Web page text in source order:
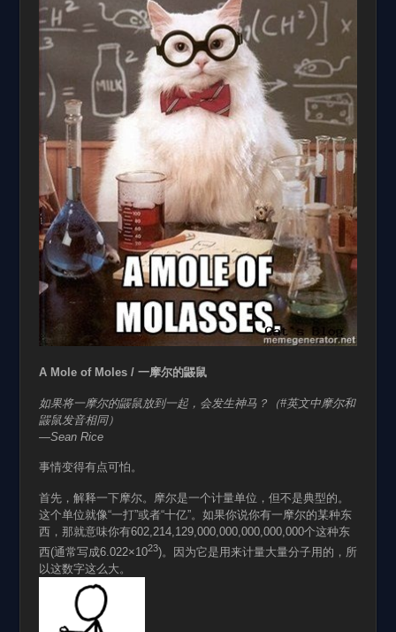
A Mole of Moles / 一摩尔的鼹鼠
如果将一摩尔的鼹鼠放到一起，会发生神马？（#英文中摩尔和
鼹鼠发音相同）
—Sean Rice
事情变得有点可怕。
首先，解释一下摩尔。摩尔是一个计量单位，但不是典型的。
这个单位就像“一打”或者“十亿”。如果你说你有一摩尔的某种东
西，那就意味你有602,214,129,000,000,000,000,000个这种东
西(通常写成6.022×1023)。因为它是用来计量大量分子用的，所
以这数字这么大。